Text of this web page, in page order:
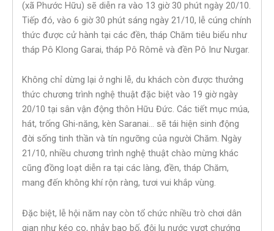
(xã Phước Hữu) sẽ diễn ra vào 13 giờ 30 phút ngày 20/10.
Tiếp đó, vào 6 giờ 30 phút sáng ngày 21/10, lễ cúng chính
thức được cử hành tại các đền, tháp Chăm tiêu biểu như
tháp Pô Klong Garai, tháp Pô Rômê và đền Pô Inư Nưgar.
Không chỉ dừng lại ở nghi lễ, du khách còn được thưởng
thức chương trình nghệ thuật đặc biệt vào 19 giờ ngày
20/10 tại sân vận động thôn Hữu Đức. Các tiết mục múa,
hát, trống Ghi-năng, kèn Saranai… sẽ tái hiện sinh động
đời sống tinh thần và tín ngưỡng của người Chăm. Ngày
21/10, nhiều chương trình nghệ thuật chào mừng khác
cũng đồng loạt diễn ra tại các làng, đền, tháp Chăm,
mang đến không khí rộn ràng, tươi vui khắp vùng.
Đặc biệt, lễ hội năm nay còn tổ chức nhiều trò chơi dân
gian như kéo co, nhảy bao bố, đội lu nước vượt chướng